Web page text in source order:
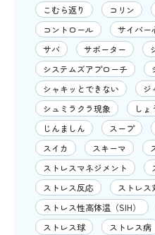
こむら返り
コリン
コントロール
サイバー
サバ
サポーター
システムズアプローチ
シャキッとできない
ジ
シュミラクラ現象
しょ
じんましん
スープ
スイカ
スキーマ
ストレスマネジメント
ストレス反応
ストレス
ストレス性高体温（SIH）
ストレス球
ストレス病